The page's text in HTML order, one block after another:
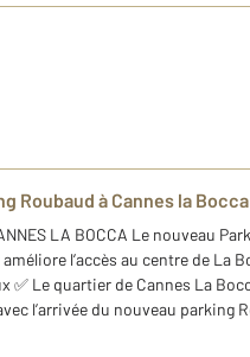
Roubaud à Cannes la Bocca
LA BOCCA Le nouveau
l’accès au centre de La
✅ Le quartier de Cannes La
l’arrivée du nouveau parking